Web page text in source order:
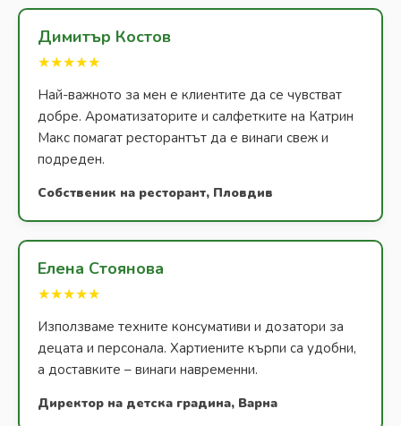
Димитър Костов
★★★★★
Най-важното за мен е клиентите да се чувстват
добре. Ароматизаторите и салфетките на Катрин
Макс помагат ресторантът да е винаги свеж и
подреден.
Собственик на ресторант, Пловдив
Елена Стоянова
★★★★★
Използваме техните консумативи и дозатори за
децата и персонала. Хартиените кърпи са удобни,
а доставките – винаги навременни.
Директор на детска градина, Варна